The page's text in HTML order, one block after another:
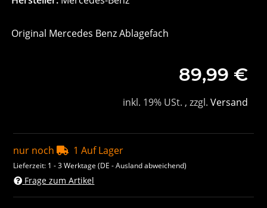
Original Mercedes Benz Ablagefach
89,99 €
inkl. 19% USt. , zzgl. Versand
nur noch 1 Auf Lager
Lieferzeit: 1 - 3 Werktage(DE - Ausland abweichend)
Frage zum Artikel